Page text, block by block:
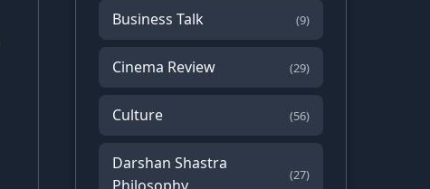
Business Talk (9)
Cinema Review (29)
Culture (56)
Darshan Shastra
(27)